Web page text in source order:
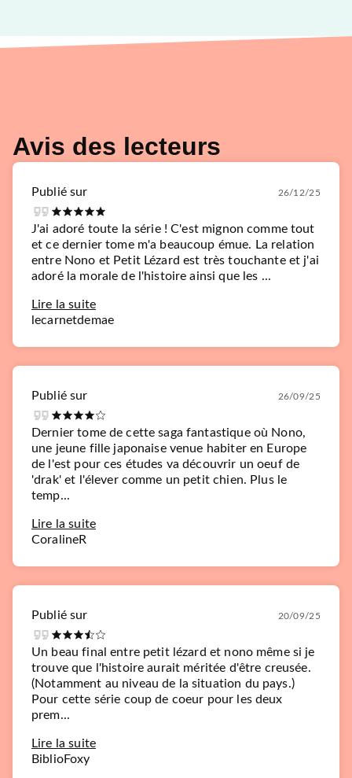
Un dragon dans ma cuisine
Avis des lecteurs
Publié sur 26/12/25
J'ai adoré toute la série ! C'est mignon comme tout
et ce dernier tome m'a beaucoup émue. La relation
entre Nono et Petit Lézard est très touchante et j'ai
adoré la morale de l'histoire ainsi que les ...
Lire la suite
lecarnetdemae
Publié sur 26/09/25
Dernier tome de cette saga fantastique où Nono,
une jeune fille japonaise venue habiter en Europe
de l'est pour ces études va découvrir un oeuf de
'drak' et l'élever comme un petit chien. Plus le
temp...
Lire la suite
CoralineR
Publié sur 20/09/25
Un beau final entre petit lézard et nono même si je
trouve que l'histoire aurait méritée d'être creusée.
(Notamment au niveau de la situation du pays.)
Pour cette série coup de coeur pour les deux
prem...
Lire la suite
BiblioFoxy